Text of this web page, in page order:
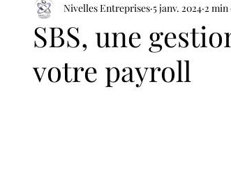
Mobilité Police locale Info
SBS, une
votre payroll
Nivelles Entreprises 5 janv. 2024 2 min